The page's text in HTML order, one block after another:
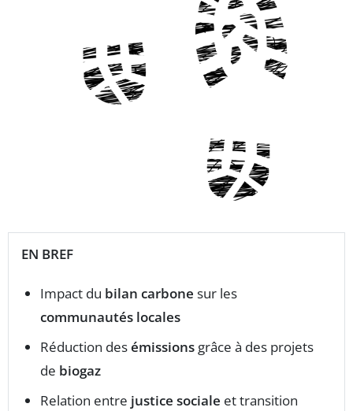
EN BREF
Impact du bilan carbone sur les
communautés locales
Réduction desémissions grâce à des projets
de biogaz
Relation entre justice sociale et transition